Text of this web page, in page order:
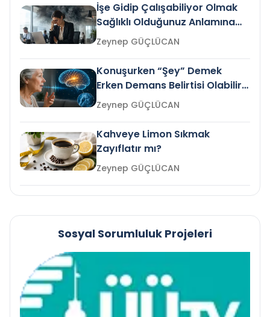
İşe Gidip Çalışabiliyor Olmak
Sağlıklı Olduğunuz Anlamına
Gelir mi?Zeynep GÜÇLÜCAN
Konuşurken “Şey” Demek
Erken Demans Belirtisi Olabilir
mi?
Zeynep GÜÇLÜCAN
Kahveye Limon Sıkmak
Zayıflatır mı?
Zeynep GÜÇLÜCAN
Sosyal Sorumluluk Projeleri